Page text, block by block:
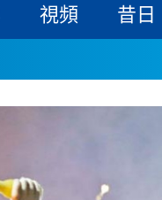
視頻 昔日